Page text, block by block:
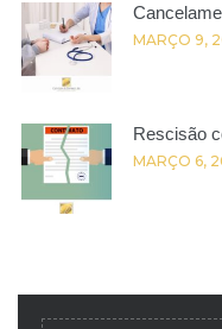
MARÇO 9,
Rescisão
MARÇO 6,